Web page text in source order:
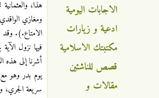
الامتاع.). وقد
أشرنا إلى هذه
يوم بدر وهو
سريعة الجري، وجنان
الاجابات اليومية
ادعية و زيارات
مكتبتك الاسلامية
قصص للناشئين
مقالات و